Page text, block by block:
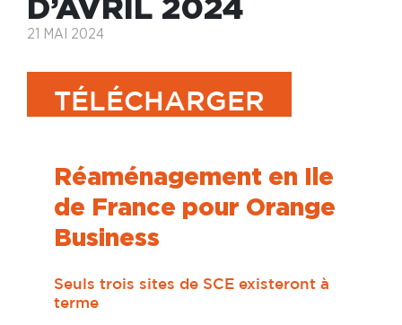
D’AVRIL 2024
21 MAI 2024
TÉLÉCHARGER
Réaménagement en Ile
de France pour Orange
Business
Seuls trois sites de SCE existeront à
terme